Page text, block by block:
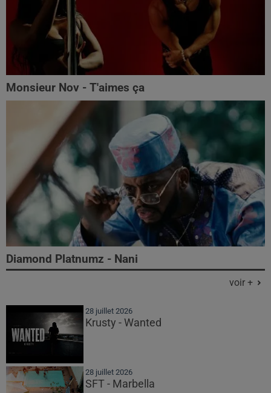
Monsieur Nov - T'aimes ça
Diamond Platnumz - Nani
voir +
28 juillet 2026
Krusty - Wanted
28 juillet 2026
SFT - Marbella